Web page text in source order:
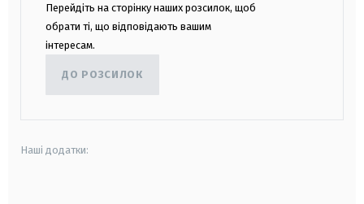
Перейдіть на сторінку наших розсилок, щоб
обрати ті, що відповідають вашим
інтересам.
ДО РОЗСИЛОК
Наші додатки: